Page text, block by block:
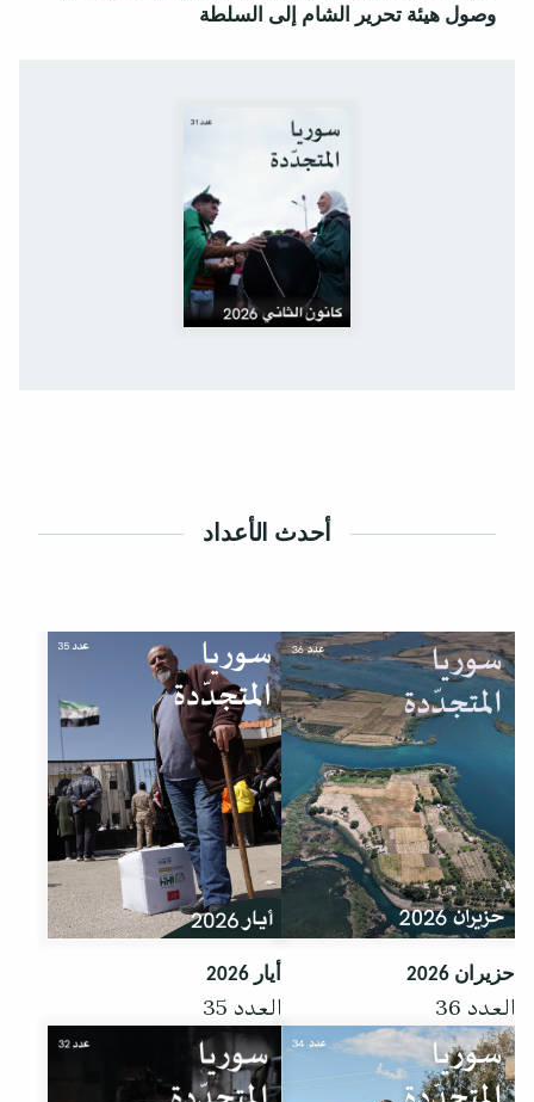
وصول هيئة تحرير الشام إلى السلطة
أحدث الأعداد
حزيران 2026
العدد 36
أيار 2026
العدد 35